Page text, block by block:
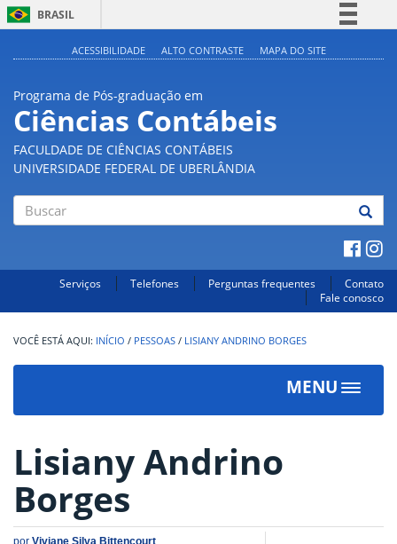
BRASIL
Acesso à informação
ACESSIBILIDADE ALTO CONTRASTE MAPA DO SITE
Programa de Pós-graduação em
Ciências Contábeis
FACULDADE DE CIÊNCIAS CONTÁBEIS
UNIVERSIDADE FEDERAL DE UBERLÂNDIA
Serviços Telefones Perguntas frequentes
Contato
Fale conosco
INÍCIO / PESSOAS / LISIANY ANDRINO BORGES
MENU
Toggle
Lisiany Andrino
Borges
por Viviane Silva Bittencourt